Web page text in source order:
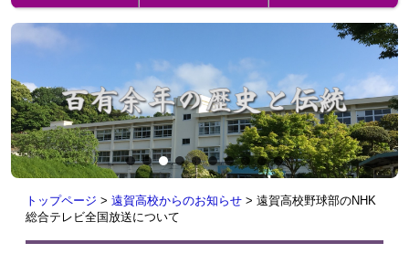
トップページ > 遠賀高校からのお知らせ > 遠賀高校野球部のNHK
総合テレビ全国放送について